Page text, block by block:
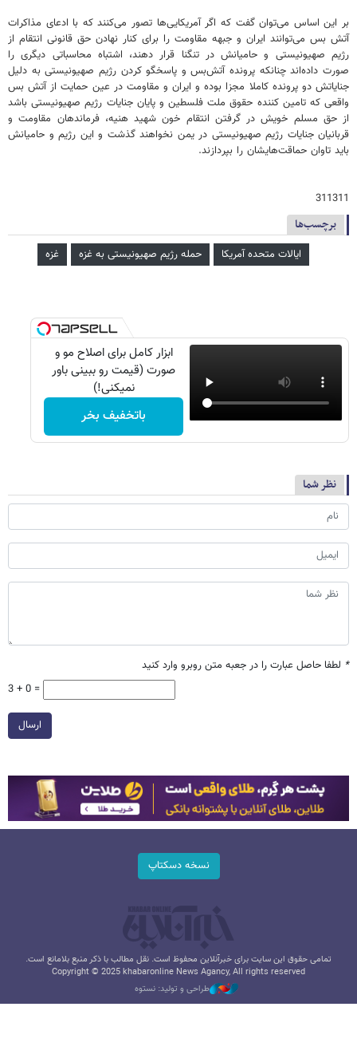
بر این اساس می‌توان گفت که اگر آمریکایی‌ها تصور می‌کنند که با ادعای مذاکرات
آتش بس می‌توانند ایران و جبهه مقاومت را برای کنار نهادن حق قانونی انتقام از
رژیم صهیونیستی و حامیانش در تنگنا قرار دهند، اشتباه محاسباتی دیگری را
صورت داده‌اند چنانکه پرونده آتش‌بس و پاسخگو کردن رژیم صهیونیستی به دلیل
جنایاتش دو پرونده کاملا مجزا بوده و ایران و مقاومت در عین حمایت از آتش بس
واقعی که تامین کننده حقوق ملت فلسطین و پایان جنایات رژیم صهیونیستی باشد
از حق مسلم خویش در گرفتن انتقام خون شهید هنیه، فرماندهان مقاومت و
قربانیان جنایات رژیم صهیونیستی در یمن نخواهند گذشت و این رژیم و حامیانش
باید تاوان حماقت‌هایشان را بپردازند.
311311
برچسب‌ها
ایالات متحده آمریکا حمله رژیم صهیونیستی به غزه غزه
ابزار کامل برای اصلاح مو و
صورت (قیمت رو ببینی باور
نمیکنی!)
باتخفیف بخر
نظر شما
* لطفا حاصل عبارت را در جعبه متن روبرو وارد کنید
3 + 0 =
ارسال
نسخه دسکتاپ
تمامی حقوق این سایت برای خبرآنلاین محفوظ است. نقل مطالب با ذکر منبع بلامانع است.
Copyright © 2025 khabaronline News Agancy, All rights reserved
طراحی و تولید: نستوه